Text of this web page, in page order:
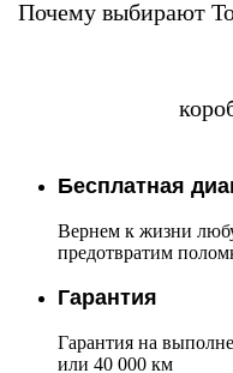
Почему выбирают
Бесплатная
Вернем к жизни
предотвратим
Гарантия
Гарантия на
или 40 000 км